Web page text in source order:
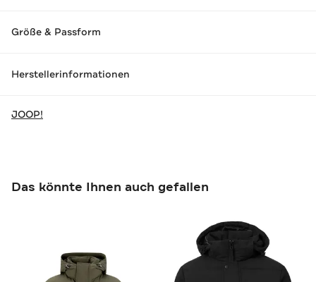
Größe & Passform
Herstellerinformationen
JOOP!
Das könnte Ihnen auch gefallen